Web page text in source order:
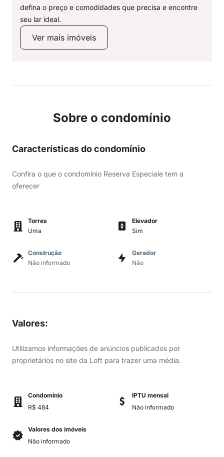
defina o preço e comodidades que precisa e encontre
seu lar ideal.
Ver mais imóveis
Sobre o condomínio
Características do condomínio
Confira o que o condomínio Reserva Especiale tem a
oferecer
Torres
Uma
Elevador
Sim
Construção
Não informado
Gerador
Não
Valores:
Utilizamos informações de anúncios publicados por
proprietários no site da Loft para trazer uma média.
Condomínio
R$ 484
IPTU mensal
Não informado
Valores dos imóveis
Não informado